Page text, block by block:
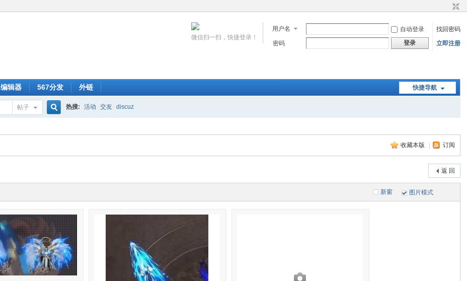
用户名 自动登录
找回密码
密码
登录 立即注册
微信扫一扫，快捷登录！
快捷导航
编辑器 567分发 外链
帖子 热搜: 活动 交友 discuz
收藏本版 订阅
返 回
新窗 图片模式